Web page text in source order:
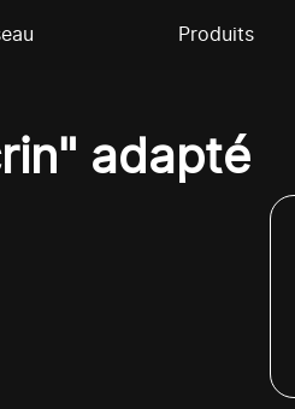
Produits
adapté